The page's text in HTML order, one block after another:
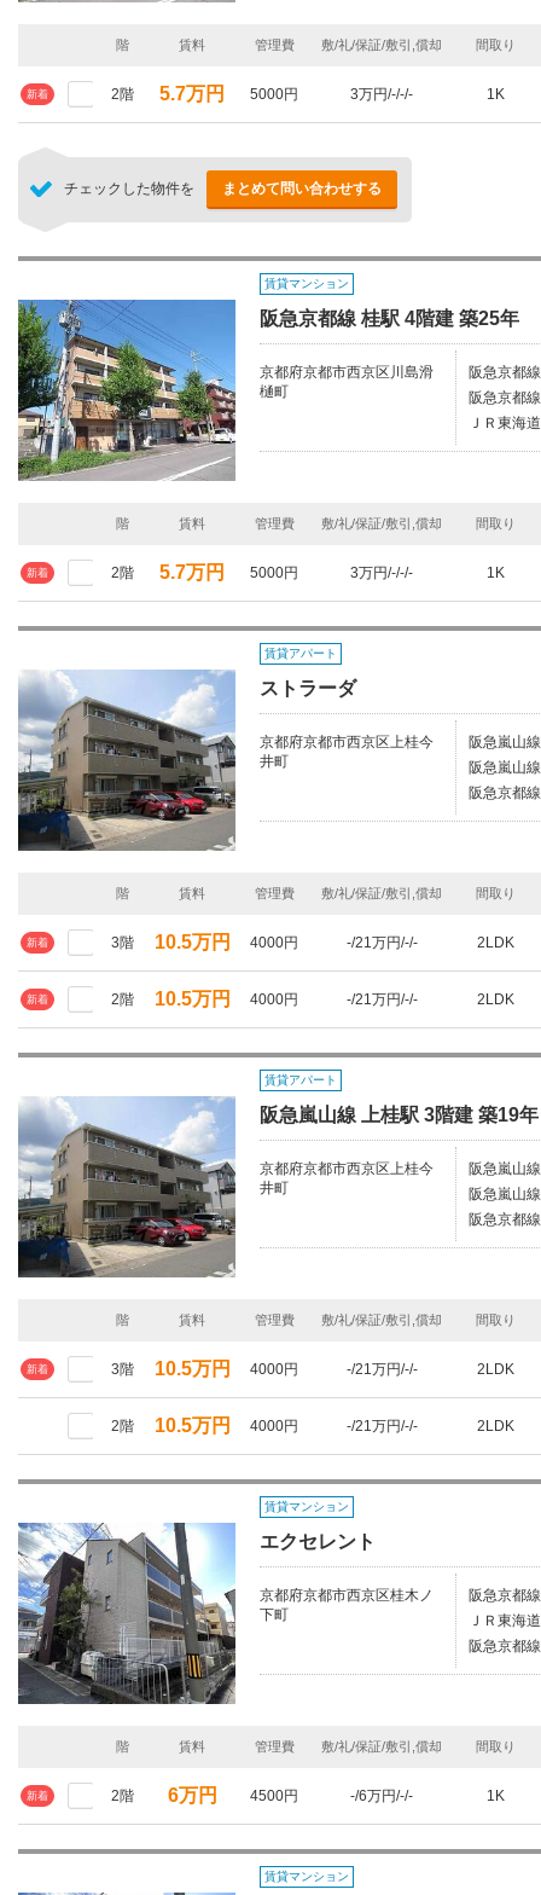
階 賃料 管理費 敷/礼/保証/敷引,償却 間取り
新着 2階 5.7万円 5000円 3万円/-/-/- 1K
チェックした物件を まとめて問い合わせする
賃貸マンション
阪急京都線 桂駅 4階建 築25年
京都府京都市西京区川島滑
樋町
阪急京都
阪急京都
ＪＲ東海
階 賃料 管理費 敷/礼/保証/敷引,償却 間取り
新着 2階 5.7万円 5000円 3万円/-/-/- 1K
賃貸アパート
ストラーダ
京都府京都市西京区上桂今
井町
阪急嵐山
阪急嵐山
阪急京都
階 賃料 管理費 敷/礼/保証/敷引,償却 間取り
新着 3階 10.5万円 4000円 -/21万円/-/- 2LDK
新着 2階 10.5万円 4000円 -/21万円/-/- 2LDK
賃貸アパート
阪急嵐山線 上桂駅 3階建 築19年
京都府京都市西京区上桂今
井町
阪急嵐山
阪急嵐山
阪急京都
階 賃料 管理費 敷/礼/保証/敷引,償却 間取り
新着 3階 10.5万円 4000円 -/21万円/-/- 2LDK
2階 10.5万円 4000円 -/21万円/-/- 2LDK
賃貸マンション
エクセレント
京都府京都市西京区桂木ノ
下町
阪急京都
ＪＲ東海
阪急京都
階 賃料 管理費 敷/礼/保証/敷引,償却 間取り
新着 2階 6万円 4500円 -/6万円/-/- 1K
賃貸マンション